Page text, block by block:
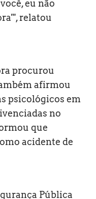
eu não
relatou
procurou
afirmou
psicológicos em
no
que
acidente de
Pública